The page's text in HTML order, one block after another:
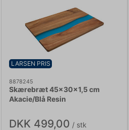
LARSEN PRIS
8878245
Skærebræt 45x30x1,5 cm
Akacie/Blå Resin
DKK 499,00 / stk